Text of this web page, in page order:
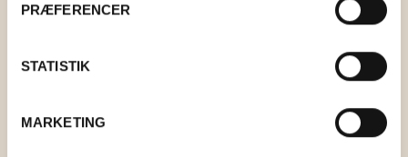
PRÆFERENCER
STATISTIK
MARKETING